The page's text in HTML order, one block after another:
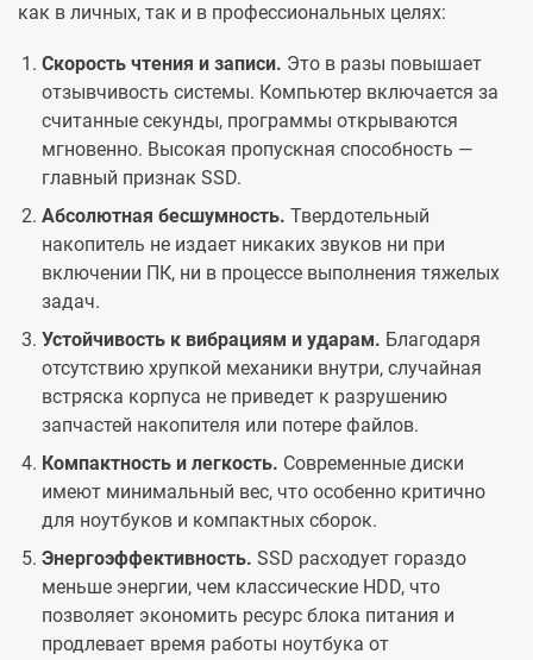
как в личных, так и в профессиональных целях:
Скорость чтения и записи. Это в разы повышает
отзывчивость системы. Компьютер включается за
считанные секунды, программы открываются
мгновенно. Высокая пропускная способность —
главный признак SSD.
Абсолютная бесшумность. Твердотельный
накопитель не издает никаких звуков ни при
включении ПК, ни в процессе выполнения тяжелых
задач.
Устойчивость к вибрациям и ударам. Благодаря
отсутствию хрупкой механики внутри, случайная
встряска корпуса не приведет к разрушению
запчастей накопителя или потере файлов.
Компактность и легкость. Современные диски
имеют минимальный вес, что особенно критично
для ноутбуков и компактных сборок.
Энергоэффективность. SSD расходует гораздо
меньше энергии, чем классические HDD, что
позволяет экономить ресурс блока питания и
продлевает время работы ноутбука от